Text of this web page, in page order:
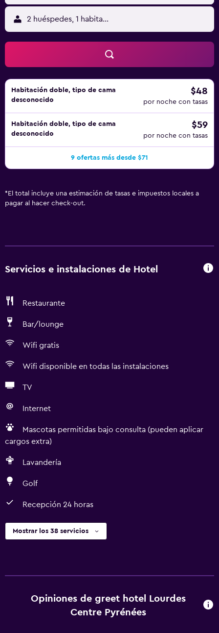
2 huéspedes, 1 habitación
Habitación doble, tipo de cama
desconocido
$48
por noche con tasas
Habitación doble, tipo de cama
desconocido
$59
por noche con tasas
9 ofertas más desde $71
* El total incluye una estimación de tasas e impuestos locales a
pagar al hacer check-out.
Servicios e instalaciones de Hotel
Restaurante
Bar/lounge
Wifi gratis
Wifi disponible en todas las instalaciones
TV
Internet
Mascotas permitidas bajo consulta (pueden aplicar
cargos extra)
Lavandería
Golf
Recepción 24 horas
Mostrar los 38 servicios
Opiniones de greet hotel Lourdes
Centre Pyrénées